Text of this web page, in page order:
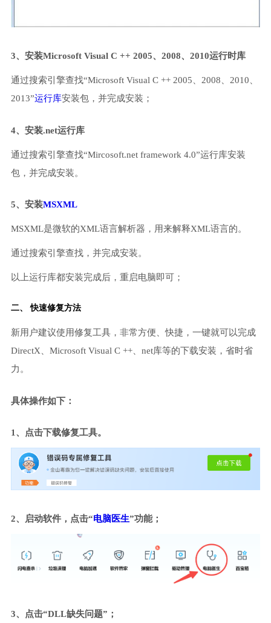
3、安装Microsoft Visual C ++ 2005、2008、2010运行时库
通过搜索引擎查找“Microsoft Visual C ++ 2005、2008、2010、
2013”运行库安装包，并完成安装；
4、安装.net运行库
通过搜索引擎查找“Mircosoft.net framework 4.0”运行库安装
包，并完成安装。
5、安装MSXML
MSXML是微软的XML语言解析器，用来解释XML语言的。
通过搜索引擎查找，并完成安装。
以上运行库都安装完成后，重启电脑即可；
二、 快速修复方法
新用户建议使用修复工具，非常方便、快捷，一键就可以完成
DirectX、Microsoft Visual C ++、net库等的下载安装，省时省
力。
具体操作如下：
1、点击下载修复工具。
2、启动软件，点击“电脑医生”功能；
3、点击“DLL缺失问题”；